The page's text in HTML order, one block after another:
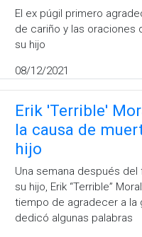
El ex púgil primero
de cariño y las oraciones
su hijo
08/12/2021
Erik 'Terrible'
la causa de
hijo
Una semana después
su hijo, Erik “Terrible”
tiempo de agradecer a la
dedicó algunas palabras